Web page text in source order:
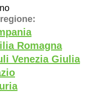
Romagna
Venezia Giulia